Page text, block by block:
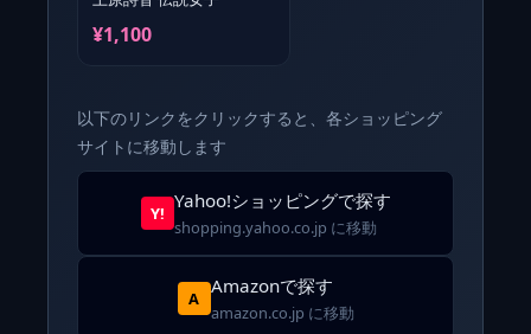
¥1,100
以下のリンクをクリックすると、各ショッピング
サイトに移動します
Y!
Yahoo!ショッピングで探す
shopping.yahoo.co.jp に移動
A
Amazonで探す
amazon.co.jp に移動